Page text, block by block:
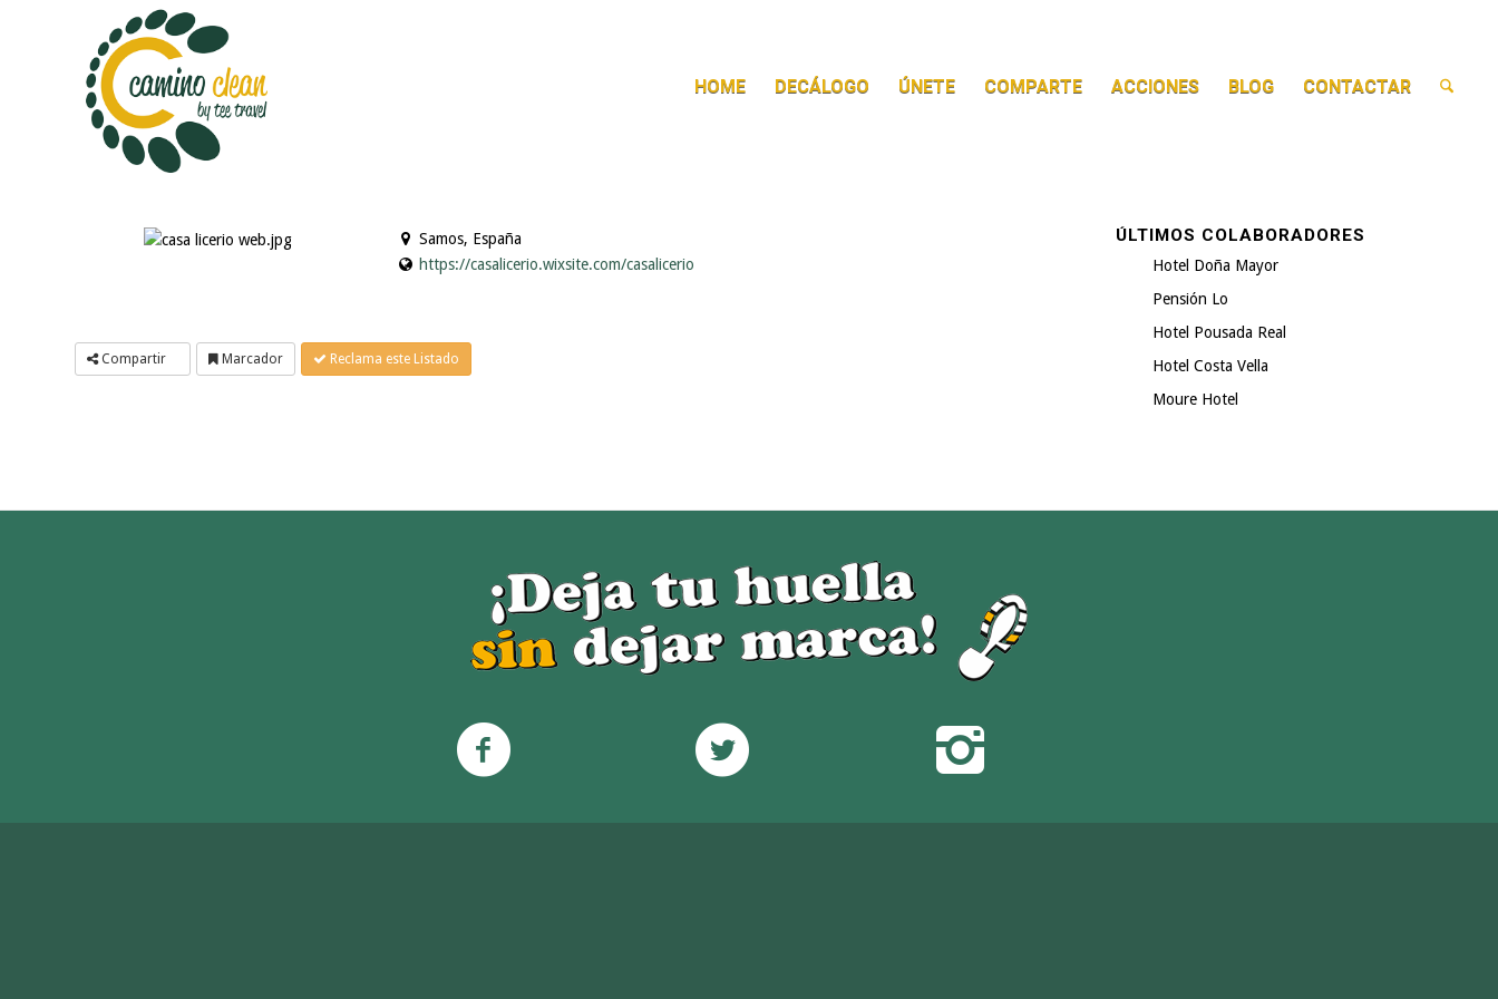
HOME DECÁLOGO ÚNETE COMPARTE ACCIONES BLOG CONTACTAR
Samos, España
https://casalicerio.wixsite.com/casalicerio
Compartir Marcador Reclama este Listado
ÚLTIMOS COLABORADORES
Hotel Doña Mayor
Pensión Lo
Hotel Pousada Real
Hotel Costa Vella
Moure Hotel